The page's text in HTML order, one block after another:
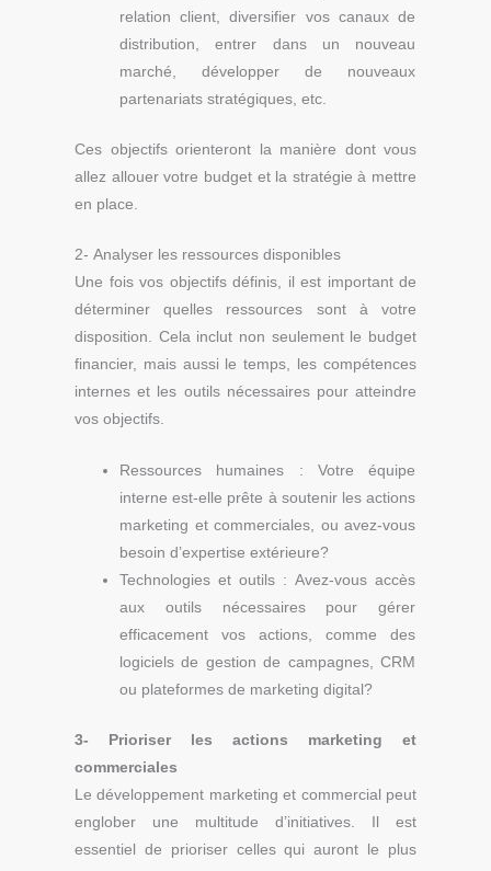
relation client, diversifier vos canaux de
distribution, entrer dans un nouveau
marché, développer de nouveaux
partenariats stratégiques, etc.
Ces objectifs orienteront la manière dont vous
allez allouer votre budget et la stratégie à mettre
en place.
2- Analyser les ressources disponibles
Une fois vos objectifs définis, il est important de
déterminer quelles ressources sont à votre
disposition. Cela inclut non seulement le budget
financier, mais aussi le temps, les compétences
internes et les outils nécessaires pour atteindre
vos objectifs.
Ressources humaines : Votre équipe
interne est-elle prête à soutenir les actions
marketing et commerciales, ou avez-vous
besoin d’expertise extérieure?
Technologies et outils : Avez-vous accès
aux outils nécessaires pour gérer
efficacement vos actions, comme des
logiciels de gestion de campagnes, CRM
ou plateformes de marketing digital?
3- Prioriser les actions marketing et
commerciales
Le développement marketing et commercial peut
englober une multitude d’initiatives. Il est
essentiel de prioriser celles qui auront le plus